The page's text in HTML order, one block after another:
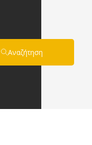
Αναζήτηση